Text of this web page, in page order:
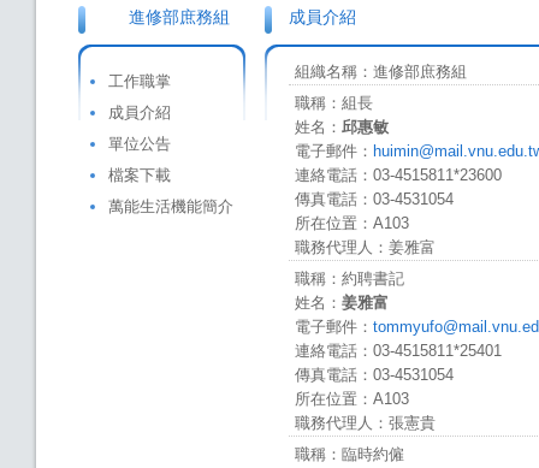
進修部庶務組
工作職掌
成員介紹
單位公告
檔案下載
萬能生活機能簡介
成員介紹
組織名稱：進修部庶務組
職稱：組長
姓名： 邱惠敏
電子郵件：
連絡電話：03-4515811*23600
傳真電話：03-4531054
所在位置：A103
職務代理人：姜雅富
職稱：約聘書記
姓名： 姜雅富
電子郵件：
連絡電話：03-4515811*25401
傳真電話：03-4531054
所在位置：A103
職務代理人：張憲貴
職稱：臨時約僱